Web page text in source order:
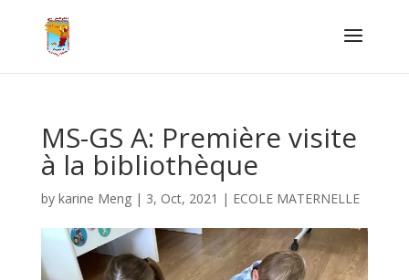
MS-GS A: Première visite
à la bibliothèque
by karine Meng| 3, Oct, 2021 | ECOLE MATERNELLE